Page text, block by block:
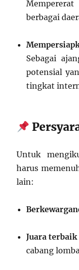
berbagai
Sebagai
potensial
tingkat
Untuk
harus
lain:
Juara
cabang